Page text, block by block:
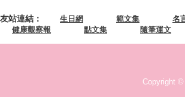
友站連結： 生日網 範文集 名
健康觀察報
點文集 隨筆運文
Copyright